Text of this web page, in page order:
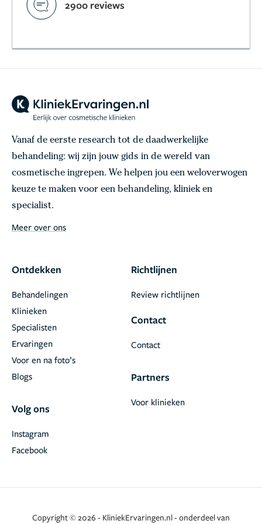
2900 reviews
Vanaf de eerste research tot de daadwerkelijke
behandeling: wij zijn jouw gids in de wereld van
cosmetische ingrepen. We helpen jou een weloverwogen
keuze te maken voor een behandeling, kliniek en
specialist.
Meer over ons
Ontdekken
Behandelingen
Klinieken
Specialisten
Ervaringen
Voor en na foto’s
Blogs
Volg ons
Facebook
Instagram
Richtlijnen
Review richtlijnen
Contact
Contact
Partners
Voor klinieken
Copyright © 2026 - KliniekErvaringen.nl - onderdeel van